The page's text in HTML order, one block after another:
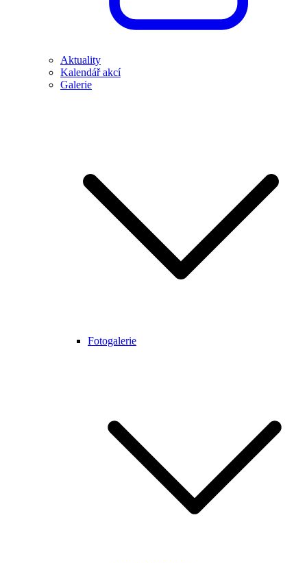
Aktuality
Kalendář akcí
Galerie
Fotogalerie